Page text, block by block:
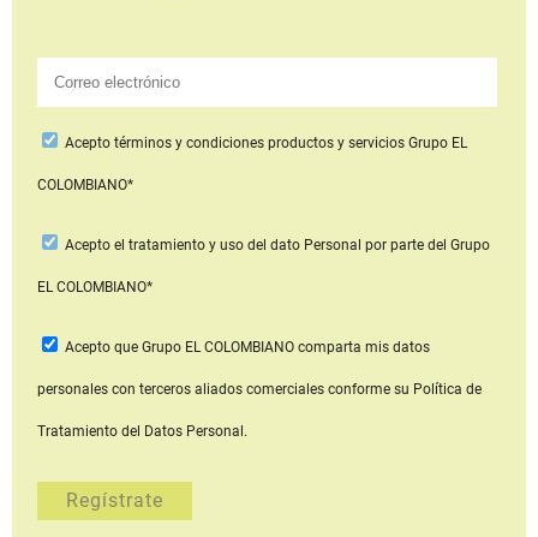
Aceptotérminos y condiciones productos y serviciosGrupo EL
COLOMBIANO*
Acepto el tratamiento y uso del dato Personal por parte del Grupo
EL COLOMBIANO*
Acepto que Grupo EL COLOMBIANOcomparta mis datos
personales con terceros aliados comerciales conforme su Política de
Tratamiento del Datos Personal.